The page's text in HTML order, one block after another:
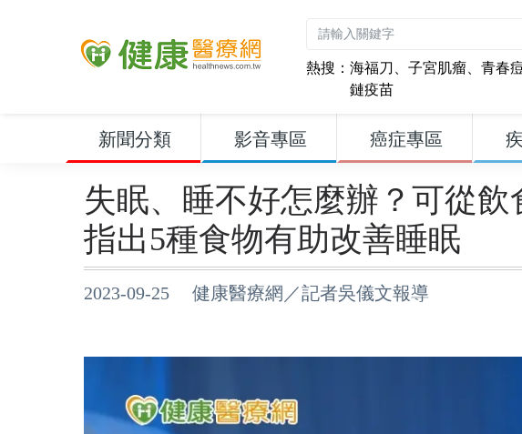
熱搜： 海福刀 、 子宮肌瘤、 青春
鏈疫苗
新聞分類 影音專區 癌症專區
失眠、睡不好怎麼辦？可從
指出5種食物有助改善睡眠
2023-09-25 健康醫療網／記者吳儀文報導